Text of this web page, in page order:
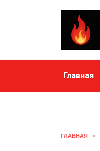
Главная
ГЛАВНАЯ »